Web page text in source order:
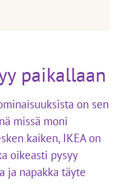
paikallaan
on sen
missä moni
kaiken, IKEA on
oikeasti pysyy
ja napakka täyte